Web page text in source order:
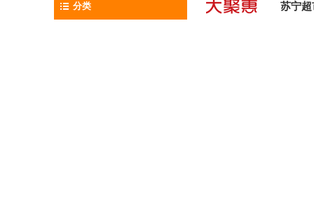
分类 苏宁超